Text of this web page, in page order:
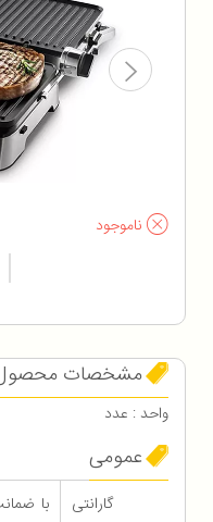
ناموجود
مشخصات
واحد : عدد
عمومی
گارانتی